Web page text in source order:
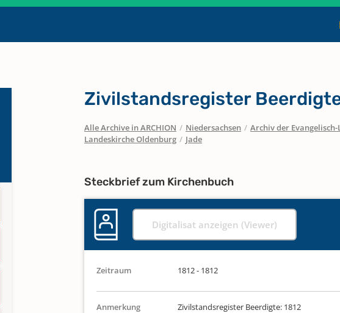
Zivilstandsregister
Alle Archive in ARCHION / Niedersachsen / Archiv der
Landeskirche Oldenburg / Jade
Steckbrief zum Kirchenbuch
Digitalisat anzeigen (Viewer)
Zeitraum 1812 - 1812
Anmerkung Zivilstandsregister Beerdigte: 1812